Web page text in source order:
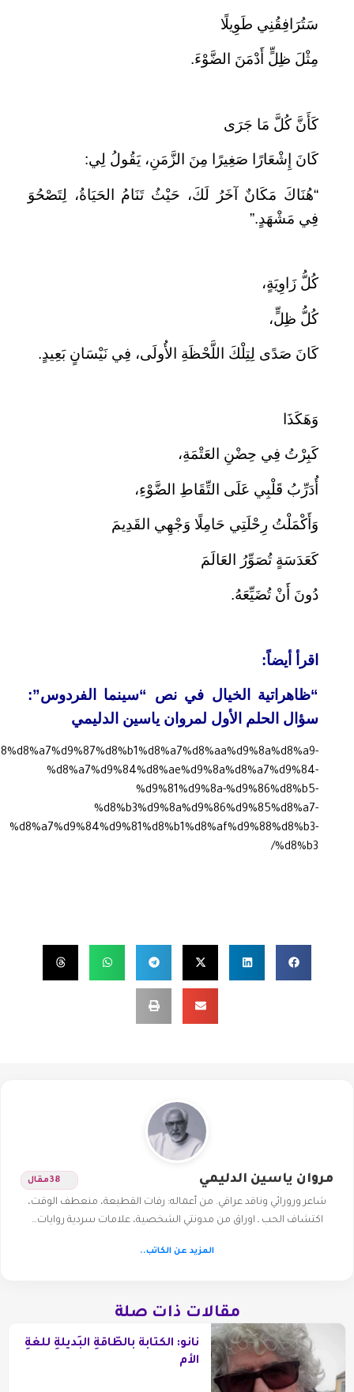
سَتُرَافِقُنِي طَوِيلًا
مِثْلَ ظِلٍّ أَدْمَنَ الضَّوْءَ.
كَأَنَّ كُلَّ مَا جَرَى
كَانَ إِشْعَارًا صَغِيرًا مِنَ الزَّمَنِ، يَقُولُ لِي:
“هُنَاكَ مَكَانٌ آخَرُ لَكَ، حَيْثُ تَنَامُ الحَيَاةُ، لِتَصْحُوَ
فِي مَشْهَدٍ.”
كُلُّ زَاوِيَةٍ،
كُلُّ ظِلٍّ،
كَانَ صَدًى لِتِلْكَ اللَّحْظَةِ الأُولَى، فِي نَيْسَانٍ بَعِيدٍ.
وَهَكَذَا
كَبِرْتُ فِي حِضْنِ العَتْمَةِ،
أُدَرِّبُ قَلْبِي عَلَى التِّقَاطِ الضَّوْءِ،
وَأَكْمَلْتُ رِحْلَتِي حَامِلًا وَجْهِي القَدِيمَ
كَعَدَسَةٍ تُصَوِّرُ العَالَمَ
دُونَ أَنْ تُضَيِّعَهُ.
اقرأ أيضاً:
“ظاهراتية الخيال في نص “سينما الفردوس”:
سؤال الحلم الأول لمروان ياسين الدليمي
%d8%a7%d9%84%d8%ae%d9%8a%d8%a7%d9%84-
%d9%81%d9%8a-%d9%86%d8%b5-
%d8%b3%d9%8a%d9%86%d9%85%d8%a7-
%d8%a7%d9%84%d9%81%d8%b1%d8%af%d9%88%d8%b3-
%d8%b3/
مروان ياسين الدليمي 38مقال
شاعر ورورائي وناقد عراقي. من أعماله: رفات القطيعة، منعطف الوقت،
اكتشاف الحب ـ اوراق من مدونتي الشخصية، علامات سردية روايات…
المزيد عن الكاتب..
مقالات ذات صلة
نانو: الكتابةُ بالطّاقةِ البَديلةِ للغةِ
الأم